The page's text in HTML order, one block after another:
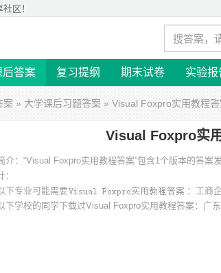
区！
后答案 复习提纲 期末试卷 实验报
案 » 大学课后习题答案 » Visual Foxpro实用教程
Visual Foxpro实
介： “Visual Foxpro实用教程答案”包含1个版本的答案
：
下专业可能需要
：工商
下学校的同学下载过Visual Foxpro实用教程答案：广